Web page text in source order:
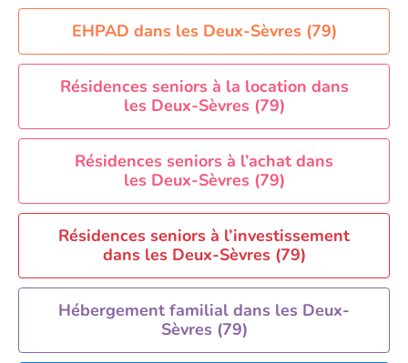
EHPAD dans les Deux-Sèvres (79)
Résidences seniors à la location dans
les Deux-Sèvres (79)
Résidences seniors à l’achat dans
les Deux-Sèvres (79)
Résidences seniors à l’investissement
dans les Deux-Sèvres (79)
Hébergement familial dans les Deux-
Sèvres (79)